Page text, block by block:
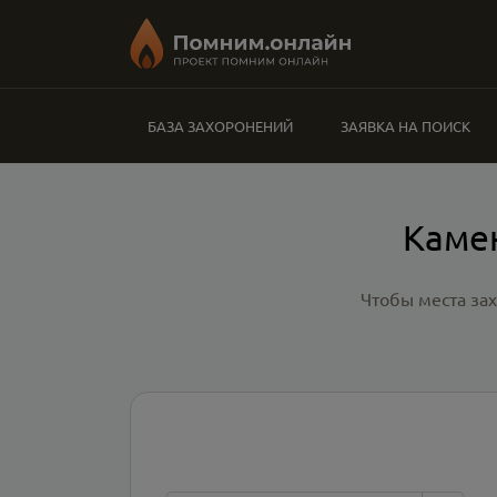
БАЗА ЗАХОРОНЕНИЙ ЗАЯВКА НА ПОИСК
Чтобы места